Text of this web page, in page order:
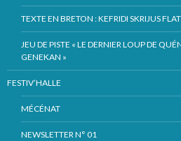
TEXTE EN BRETON : KEFRIDI SKRIJUS
JEU DE PISTE « LE DERNIER LOUP DE
GENEKAN »
FESTIV’HALLE
MÉCÉNAT
NEWSLETTER N° 01